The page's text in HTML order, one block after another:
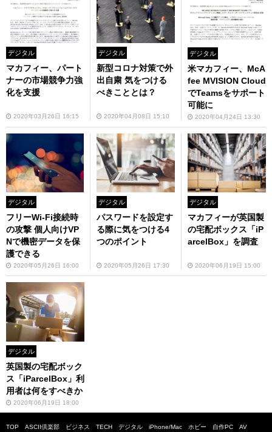
デジタル
マカフィー、パート
ナーの市場競争力強
化を支援
2020年03月26日 16:15
デジタル
新型コロナ対策で外
出自粛 気をつける
べきこととは？
2020年04月08日 15:10
デジタル
米マカフィー、McA
fee MVISION Cloud
でTeamsをサポート
可能に
2020年04月24日 13:30
デジタル
フリーWi-Fi接続時
の攻撃 個人向けVP
Nで機密データを保
護できる
2020年05月26日 16:00
デジタル
パスワードを設定す
る際に気をつける4
つのポイント
2020年05月26日 17:30
デジタル
マカフィーが英国製
の宅配ボックス「iP
arcelBox」を調査
2020年06月19日 15:00
デジタル
英国製の宅配ボック
ス「iParcelBox」利
用者は何をすべきか
2020年06月19日 18:00
TOP ASCII倶楽部 ビジネス TECH デジタル iPhone/Mac ホビー 自作PC AV